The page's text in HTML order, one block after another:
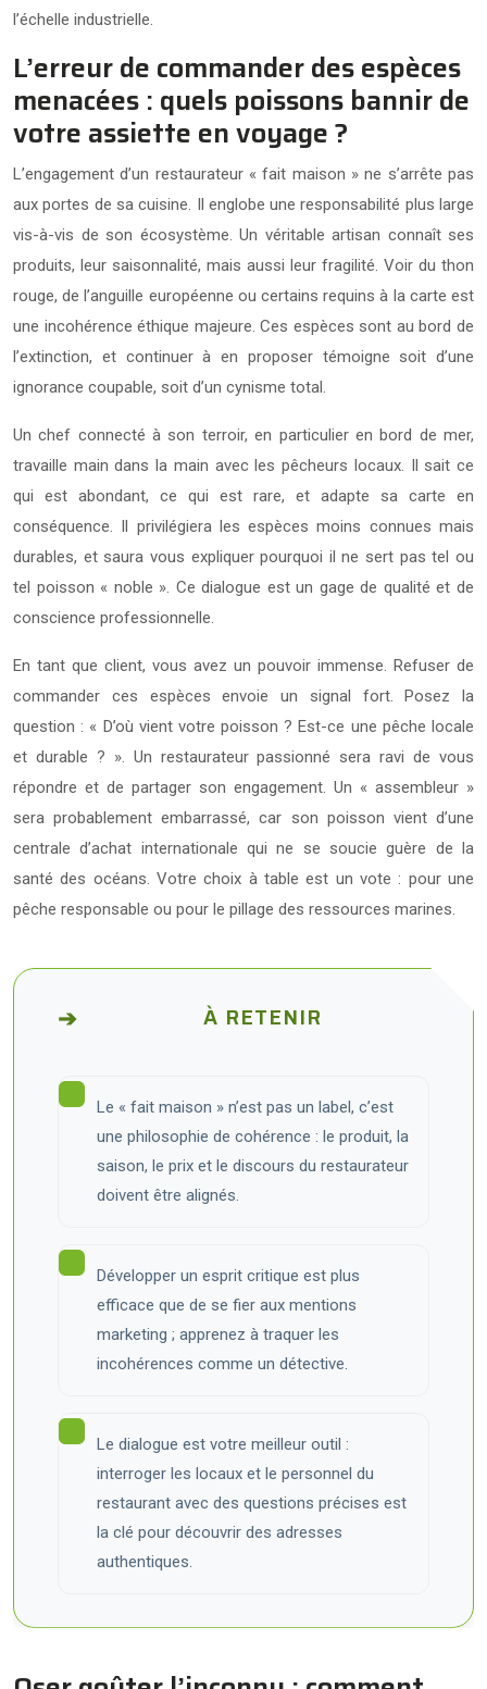
l’échelle industrielle.
L’erreur de commander des espèces
menacées : quels poissons bannir de
votre assiette en voyage ?
L’engagement d’un restaurateur « fait maison » ne s’arrête pas
aux portes de sa cuisine. Il englobe une responsabilité plus large
vis-à-vis de son écosystème. Un véritable artisan connaît ses
produits, leur saisonnalité, mais aussi leur fragilité. Voir du thon
rouge, de l’anguille européenne ou certains requins à la carte est
une incohérence éthique majeure. Ces espèces sont au bord de
l’extinction, et continuer à en proposer témoigne soit d’une
ignorance coupable, soit d’un cynisme total.
Un chef connecté à son terroir, en particulier en bord de mer,
travaille main dans la main avec les pêcheurs locaux. Il sait ce
qui est abondant, ce qui est rare, et adapte sa carte en
conséquence. Il privilégiera les espèces moins connues mais
durables, et saura vous expliquer pourquoi il ne sert pas tel ou
tel poisson « noble ». Ce dialogue est un gage de qualité et de
conscience professionnelle.
En tant que client, vous avez un pouvoir immense. Refuser de
commander ces espèces envoie un signal fort. Posez la
question : « D’où vient votre poisson ? Est-ce une pêche locale
et durable ? ». Un restaurateur passionné sera ravi de vous
répondre et de partager son engagement. Un « assembleur »
sera probablement embarrassé, car son poisson vient d’une
centrale d’achat internationale qui ne se soucie guère de la
santé des océans. Votre choix à table est un vote : pour une
pêche responsable ou pour le pillage des ressources marines.
À RETENIR
Le « fait maison » n’est pas un label, c’est
une philosophie de cohérence : le produit, la
saison, le prix et le discours du restaurateur
doivent être alignés.
Développer un esprit critique est plus
efficace que de se fier aux mentions
marketing ; apprenez à traquer les
incohérences comme un détective.
Le dialogue est votre meilleur outil :
interroger les locaux et le personnel du
restaurant avec des questions précises est
la clé pour découvrir des adresses
authentiques.